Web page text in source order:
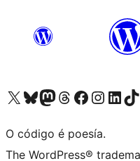
Visita la cuenta de X (anteriormente Twitter)
Visita a nosa conta de Bluesky
Visita a nosa conta de Mastodon
Visita a nosa conta de Threads
Visita a nosa páxina de
Visita a nosaVisita a nosa
Visita a
O código é poesía.
The WordPress®